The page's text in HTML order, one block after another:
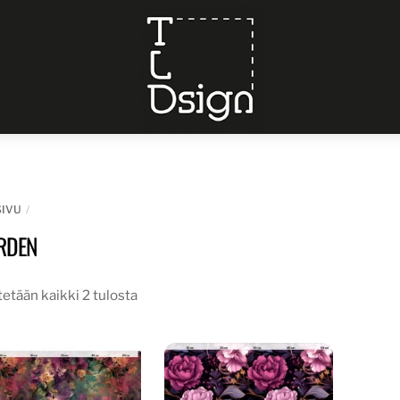
kaikki 2 tulosta